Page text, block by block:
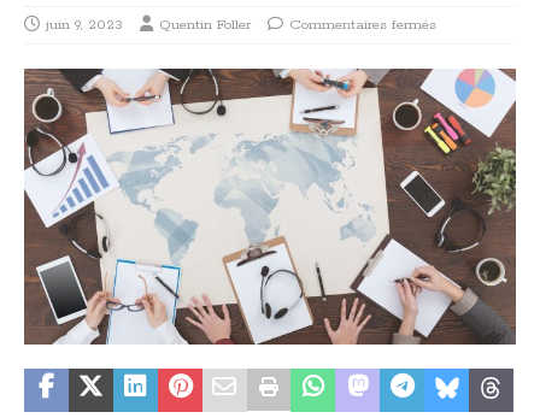
juin 9, 2023 Quentin Foller Commentaires fermés